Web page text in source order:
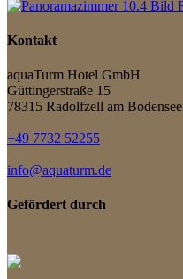
Kontakt
aquaTurm Hotel GmbH
Güttingerstraße 15
78315 Radolfzell am Bodensee
+49 7732 52255
info@aquaturm.de
Gefördert durch